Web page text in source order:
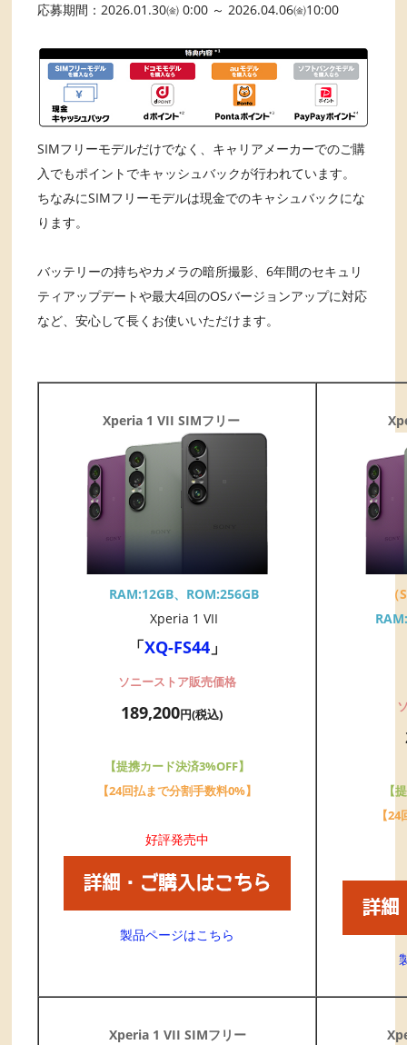
応募期間：2026.01.30㈮ 0:00 ～ 2026.04.06㈮10:00
SIMフリーモデルだけでなく、キャリアメーカーでのご購
入でもポイントでキャッシュバックが行われています。
ちなみにSIMフリーモデルは現金でのキャシュバックにな
ります。
バッテリーの持ちやカメラの暗所撮影、6年間のセキュリ
ティアップデートや最大4回のOSバージョンアップに対応
など、安心して長くお使いいただけます。
Xperia 1 VII SIMフリー
RAM:12GB、ROM:256GB
Xperia 1 VII
「XQ-FS44 」
ソニーストア販売価格
189,200円(税込)
【提携カード決済3%OFF】
【24回払まで分割手数料0%】
好評発売中
製品ページはこちら
【
【
Xperia 1 VII SIMフリー